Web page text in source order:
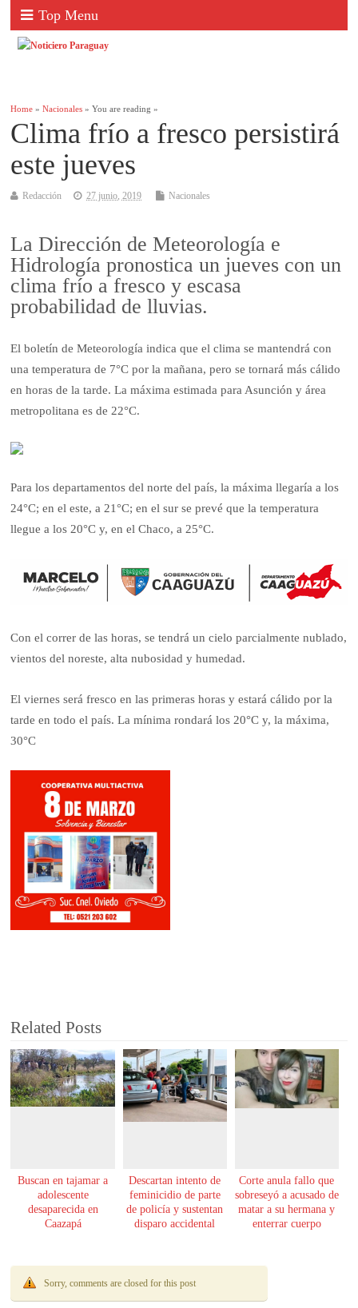
Top Menu
Home »Nacionales » You are reading »
Clima frío a fresco persistirá
este jueves
Redacción 27 junio, 2019 Nacionales
La Dirección de Meteorología e
Hidrología pronostica un jueves con un
clima frío a fresco y escasa
probabilidad de lluvias.
El boletín de Meteorología indica que el clima se mantendrá con
una temperatura de 7°C por la mañana, pero se tornará más cálido
en horas de la tarde. La máxima estimada para Asunción y área
metropolitana es de 22°C.
Para los departamentos del norte del país, la máxima llegaría a los
24°C; en el este, a 21°C; en el sur se prevé que la temperatura
llegue a los 20°C y, en el Chaco, a 25°C.
Con el correr de las horas, se tendrá un cielo parcialmente nublado,
vientos del noreste, alta nubosidad y humedad.
El viernes será fresco en las primeras horas y estará cálido por la
tarde en todo el país. La mínima rondará los 20°C y, la máxima,
30°C
Related Posts
Buscan en tajamar a
adolescente
desaparecida en
Caazapá
Descartan intento de
feminicidio de parte
de policía y sustentan
disparo accidental
Corte anula fallo que
sobreseyó a acusado de
matar a su hermana y
enterrar cuerpo
Sorry, comments are closed for this post